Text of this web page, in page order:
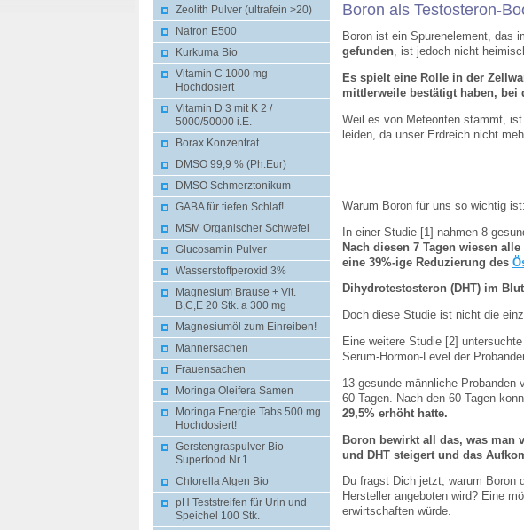
Boron als Testosteron-
Boron ist ein Spurenelement, das
gefunden, ist jedoch nicht
Es spielt eine Rolle in der
mittlerweile bestätigt haben, bei
Weil es von Meteoriten stammt,
leiden, da unser Erdreich nicht
Warum Boron für uns so wichtig ist:
In einer Studie [1] nahmen 8
Nach diesen 7 Tagen wiesen
eine 39%-ige Reduzierung des
Dihydrotestosteron (DHT) im
Doch diese Studie ist nicht die
Eine weitere Studie [2]
Serum-Hormon-Level der
13 gesunde männliche Probanden
60 Tagen. Nach den 60 Tagen
29,5% erhöht hatte.
Boron bewirkt all das, was man
und DHT steigert und das
Du fragst Dich jetzt, warum Boron
Hersteller angeboten wird? Eine
erwirtschaften würde.
Zeolith Pulver (ultrafein >20)
Natron E500
Kurkuma Bio
Vitamin C 1000 mg
Hochdosiert
Vitamin D 3 mit K 2 /
5000/50000 i.E.
Borax Konzentrat
DMSO 99,9 % (Ph.Eur)
DMSO Schmerztonikum
GABA für tiefen Schlaf!
MSM Organischer Schwefel
Glucosamin Pulver
Wasserstoffperoxid 3%
Magnesium Brause + Vit.
B,C,E 20 Stk. a 300 mg
Magnesiumöl zum Einreiben!
Männersachen
Frauensachen
Moringa Oleifera Samen
Moringa Energie Tabs 500 mg
Hochdosiert!
Gerstengraspulver Bio
Superfood Nr.1
Chlorella Algen Bio
pH Teststreifen für Urin und
Speichel 100 Stk.